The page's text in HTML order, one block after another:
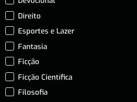
Direito
Esportes e Lazer
Fantasia
Ficção
Ficção Científica
Filosofia